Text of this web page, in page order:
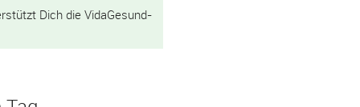
Dich die VidaGesund-